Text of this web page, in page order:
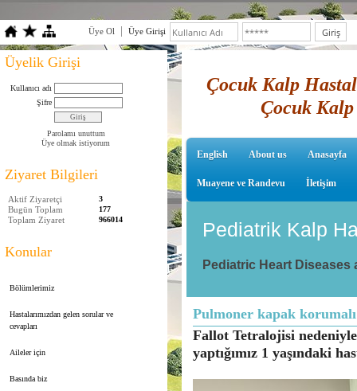
Üye Ol Üye Girişi
Üyelik Girişi
Kullanıcı adı
Şifre
Parolamı unuttum
Üye olmak istiyorum
Ziyaret Bilgileri
Aktif Ziyaretçi 3
Bugün Toplam 177
Toplam Ziyaret 966014
Konular
Bölümlerimiz
Hastalarımızdan gelen sorular ve
cevapları
Aileler için
Basında biz
Çocuk Kalp
Çocuk
English About us Anasayfa
Muayene ve Randevu İletişim
Pediatrik Kalp
Pediatric Heart
Pulmoner kapak
Fallot Tetralojisi
yaptığımız 1 yaşındaki